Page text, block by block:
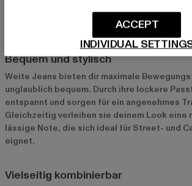
Warum weite Jeans? Die Vorteile im
Bequem und stylisch
Weite Jeans bieten dir maximale
unglaublich bequem. Durch ihre lockere
entspannt und sorgen für ein angenehmes
Gleichzeitig verleihen sie deinem Look eine
lässige Note, die sich ideal für Street- und
eignet.
Vielseitig kombinierbar
INDIVIDUAL
ACCEPT